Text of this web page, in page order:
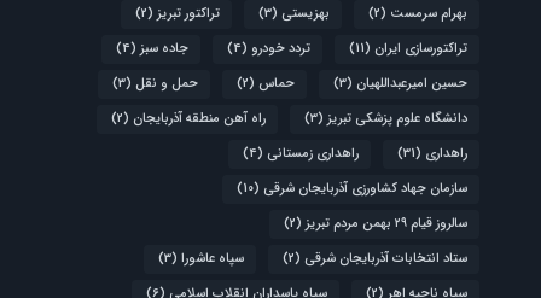
بهرام سرمست (2) بهزیستی (3) تراکتور تبریز (2)
تراکتورسازی ایران (11) تردد خودرو (4) جاده سبز (4)
حسین امیرعبداللهیان (3) حماس (2) حمل و نقل (3)
دانشگاه علوم پزشکی تبریز (3) راه آهن منطقه آذربایجان (2)
راهداری (31) راهداری زمستانی (4)
سازمان جهاد کشاورزی آذربایجان شرقی (10)
سالروز قیام ۲۹ بهمن مردم تبریز
(2)
ستاد انتخابات آذربایجان شرقی (2) سپاه عاشورا (3)